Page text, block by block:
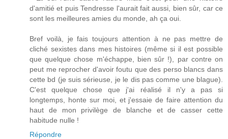
d'amitié et puis Tendresse l'aurait fait aussi, bien sûr, car ce
sont les meilleures amies du monde, ah ça oui.
Bref voilà, je fais toujours attention à ne pas mettre de
cliché sexistes dans mes histoires (même si il est possible
que quelque chose m'échappe, bien sûr !), par contre on
peut me reprocher d'avoir foutu que des perso blancs dans
cette bd (je suis sérieuse, je le dis pas comme une blague).
C'est quelque chose que j'ai réalisé il n'y a pas si
longtemps, honte sur moi, et j'essaie de faire attention du
haut de mon privilège de blanche et de casser cette
habitude nulle !
Répondre